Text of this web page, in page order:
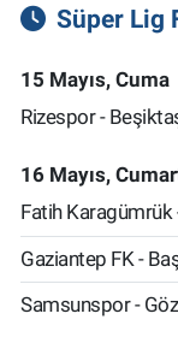
Süper Lig
15 Mayıs, Cuma
Rizespor -
16 Mayıs,
Fatih Karagümrük
Gaziantep FK -
Samsunspor -